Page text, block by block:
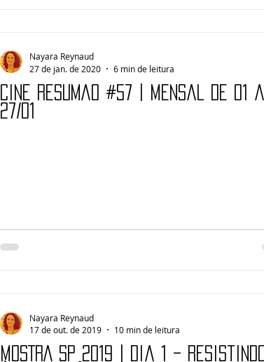
Cine Resumão #57 | Mensal de 01 a
27/01
Nayara Reynaud
27 de jan. de 2020
6 min de leitura
MOSTRA SP 2019 | Dia 1 – Resistindo
Nayara Reynaud
17 de out. de 2019
10 min de leitura